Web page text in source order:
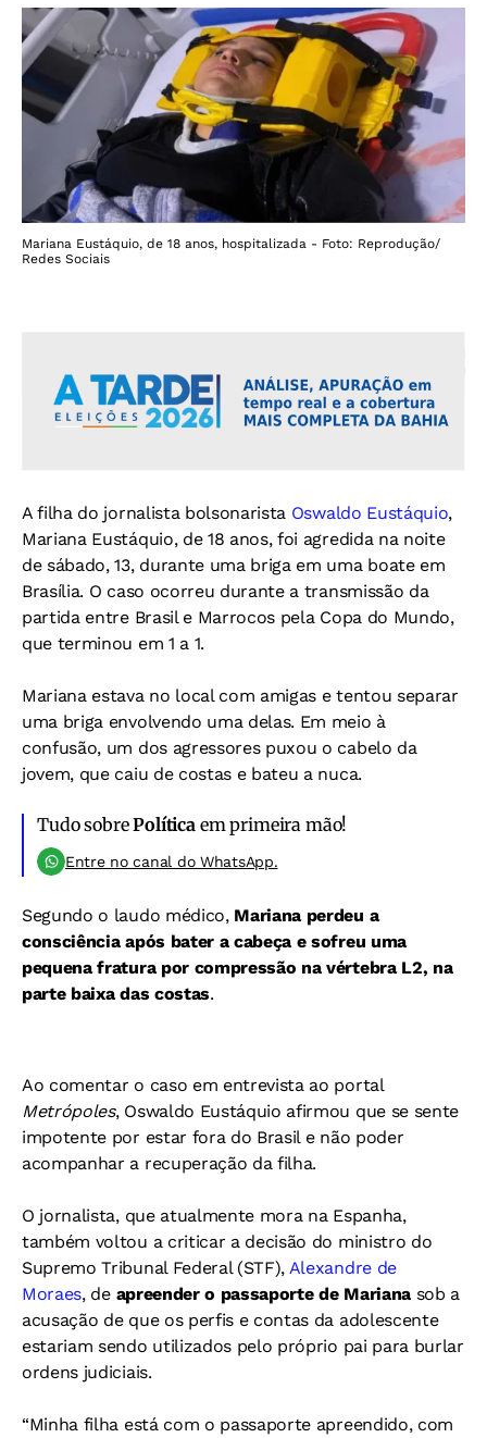
Mariana Eustáquio, de 18 anos, hospitalizada - Foto: Reprodução/
Redes Sociais
A filha do jornalista bolsonarista Oswaldo Eustáquio,
Mariana Eustáquio, de 18 anos, foi agredida na noite
de sábado, 13, durante uma briga em uma boate em
Brasília. O caso ocorreu durante a transmissão da
partida entre Brasil e Marrocos pela Copa do Mundo,
que terminou em 1 a 1.
Mariana estava no local com amigas e tentou separar
uma briga envolvendo uma delas. Em meio à
confusão, um dos agressores puxou o cabelo da
jovem, que caiu de costas e bateu a nuca.
Tudo sobrePolítica em primeira mão!
Entre no canal do WhatsApp.
Segundo o laudo médico, Mariana perdeu a
consciência após bater a cabeça e sofreu uma
pequena fratura por compressão na vértebra L2, na
parte baixa das costas.
Ao comentar o caso em entrevista ao portal
Metrópoles, Oswaldo Eustáquio afirmou que se sente
impotente por estar fora do Brasil e não poder
acompanhar a recuperação da filha.
O jornalista, que atualmente mora na Espanha,
também voltou a criticar a decisão do ministro do
Supremo Tribunal Federal (STF), Alexandre de
Moraes, de apreender o passaporte de Marianasob a
acusação de que os perfis e contas da adolescente
estariam sendo utilizados pelo próprio pai para burlar
ordens judiciais.
“Minha filha está com o passaporte apreendido, com